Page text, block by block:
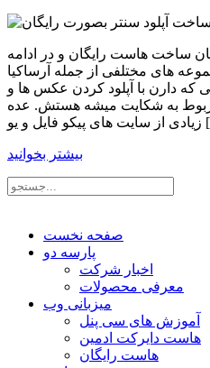
ساخت هاست رایگان و در ادامه
های مختلفی از جمله آرساکیا
که دارن با آپلود کردن عکس ها و
مربوط به شکایت میشه هستش. عده
[…]
بیشتر بخوانید
صفحه نخست
پارسه دو
اخبار شرکت
معرفی محصولات
میزبانی وب
آموزش های سی پنل
هاست دایرکت ادمین
هاست رایگان